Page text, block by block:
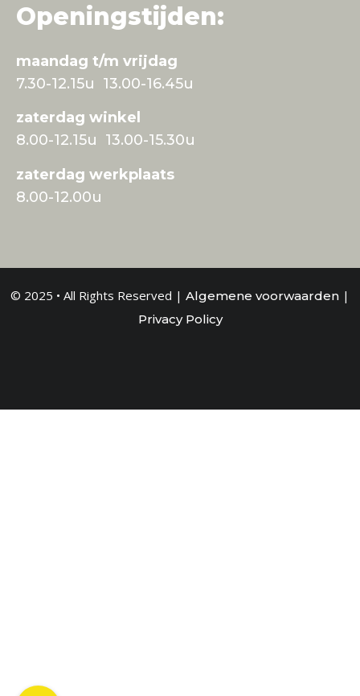
Openingstijden:
maandag t/m vrijdag
7.30-12.15u 13.00-16.45u
zaterdag winkel
8.00-12.15u 13.00-15.30u
zaterdag werkplaats
8.00-12.00u
© 2025 • All Rights Reserved | Algemene voorwaarden |
Privacy Policy